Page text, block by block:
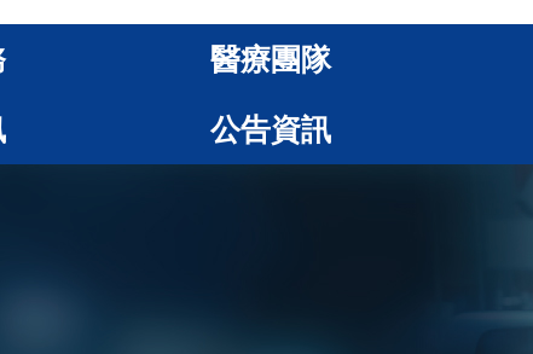
醫療團隊
公告資訊